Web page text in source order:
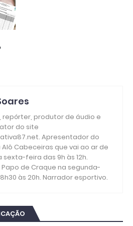
repórter, produtor de áudio e
do site
Apresentador do
Cabeceiras que vai ao ar de
sexta-feira das 9h às 12h.
de Craque na segunda-
às 20h. Narrador esportivo.